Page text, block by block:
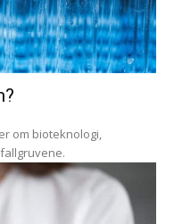
om bioteknologi,